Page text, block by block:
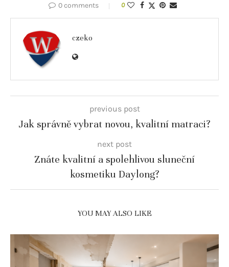
0 comments 0
czeko
previous post
Jak správně vybrat novou, kvalitní matraci?
next post
Znáte kvalitní a spolehlivou sluneční
kosmetiku Daylong?
YOU MAY ALSO LIKE